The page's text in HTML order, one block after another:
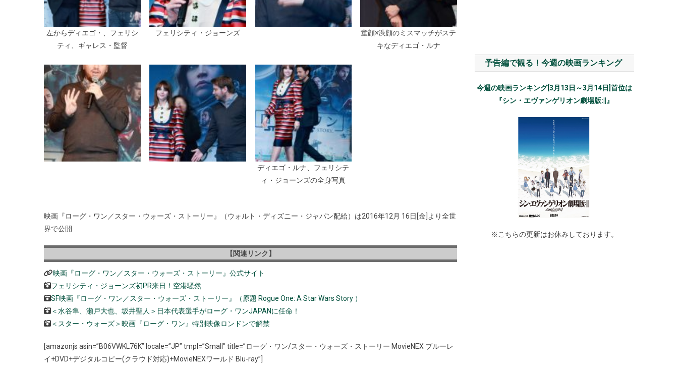
左からディエゴ・、フェリシ
ティ、ギャレス・監督
フェリシティ・ジョーンズ
童顔×渋顔のミスマッチがステ
キなディエゴ・ルナ
ディエゴ・ルナ、フェリシテ
ィ・ジョーンズの全身写真
映画『ローグ・ワン／スター・ウォーズ・ストーリー』（ウォルト・ディズニー・ジャパン配給）は2016年12月 16日[金]より全世
界で公開
【関連リンク】
映画『ローグ・ワン／スター・ウォーズ・ストーリー』公式サイト
フェリシティ・ジョーンズ初PR来日！空港騒然
SF映画『ローグ・ワン／スター・ウォーズ・ストーリー』（原題 Rogue One: A Star Wars Story ）
＜水谷隼、瀬戸大也、坂井聖人＞日本代表選手がローグ・ワンJAPANに任命！
＜スター・ウォーズ＞映画『ローグ・ワン』特別映像ロンドンで解禁
[amazonjs asin=”B06VWKL76K” locale=”JP” tmpl=”Small” title=”ローグ・ワン/スター・ウォーズ・ストーリー MovieNEX ブルーレ
イ+DVD+デジタルコピー(クラウド対応)+MovieNEXワールド Blu-ray”]
予告編で観る！今週の映画ランキング
今週の映画ランキング[3月13日～3月14日]首位は
『シン・エヴァンゲリオン劇場版:||』
※こちらの更新はお休みしております。